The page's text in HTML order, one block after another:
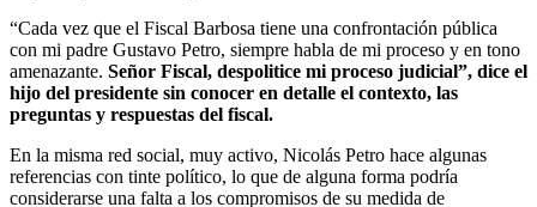
“Cada vez que el Fiscal Barbosa tiene una confrontación pública
con mi padre Gustavo Petro, siempre habla de mi proceso y en tono
amenazante. Señor Fiscal, despolitice mi proceso judicial”, dice el
hijo del presidente sin conocer en detalle el contexto, las
preguntas y respuestas del fiscal.
En la misma red social, muy activo, Nicolás Petro hace algunas
referencias con tinte político, lo que de alguna forma podría
considerarse una falta a los compromisos de su medida de